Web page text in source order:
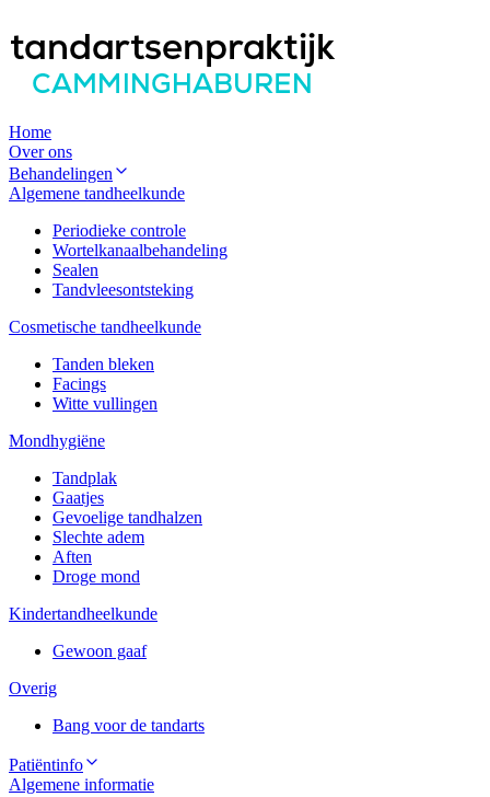
Home
Over ons
Behandelingen
Algemene tandheelkunde
Periodieke controle
Wortelkanaalbehandeling
Sealen
Tandvleesontsteking
Cosmetische tandheelkunde
Tanden bleken
Facings
Witte vullingen
Mondhygiëne
Tandplak
Gaatjes
Gevoelige tandhalzen
Slechte adem
Aften
Droge mond
Kindertandheelkunde
Gewoon gaaf
Overig
Bang voor de tandarts
Patiëntinfo
Algemene informatie